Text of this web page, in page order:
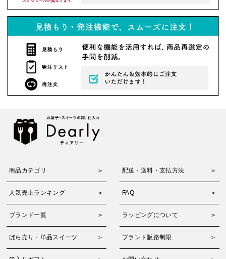
商品カテゴリ 配送・送料・支払方法
人気売上ランキング FAQ
ブランド一覧 ラッピングについて
ばら売り・単品スイーツ ブランド販路制限